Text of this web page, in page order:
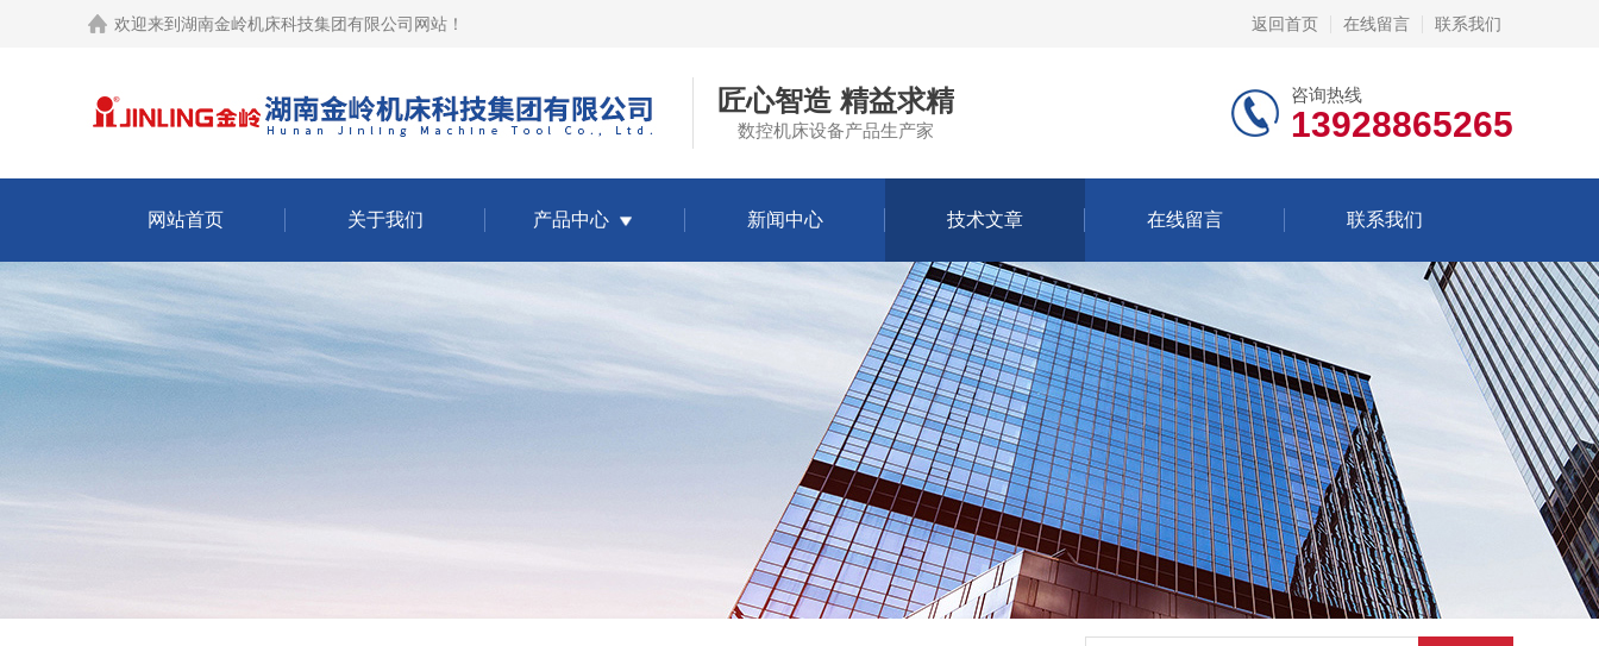
欢迎来到 湖南金岭机床科技集团有限公司网站 ！ 返回首页 在线留言 联系我们
匠心智造 精益求精
数控机床设备产品生产家
咨询热线
13928865265
网站首页 关于我们 产品中心 新闻中心 技术文章 在线留言 联系我们